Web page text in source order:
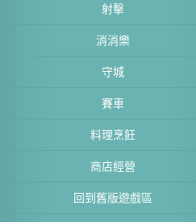
射擊
消消樂
守城
賽車
料理烹飪
商店經營
回到舊版遊戲區